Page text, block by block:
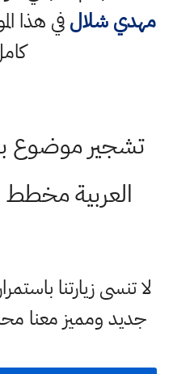
مهدي شلالفي هذا
تشجير موضوع
العربية
لا تنسى زيارتنا
جديد ومميز معنا